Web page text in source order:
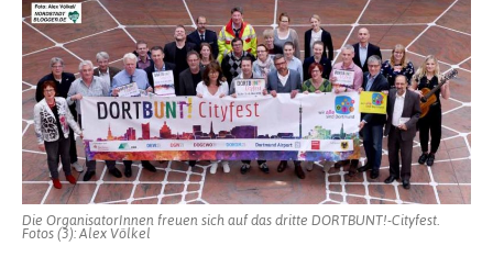
findet
das
DORTBUNT!-
Cityfest
statt:
Gemeinsam
für
multikulturelles
Erleben
in
Dortmund
Die OrganisatorInnen freuen sich auf das dritte DORTBUNT!-Cityfest.
Fotos (3): Alex Völkel